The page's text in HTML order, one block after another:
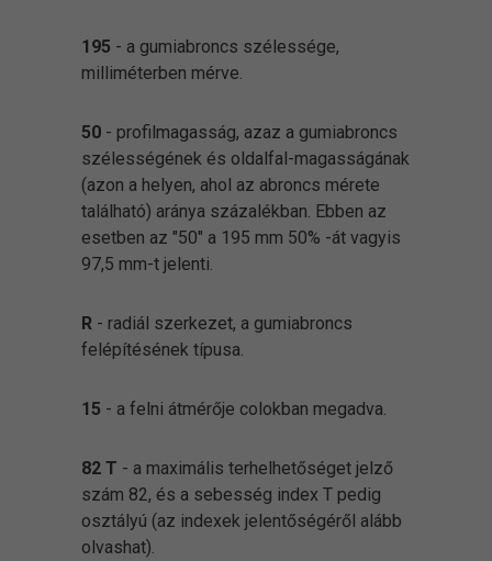
195 - a gumiabroncs szélessége,
milliméterben mérve.
50 - profilmagasság, azaz a gumiabroncs
szélességének és oldalfal-magasságának
(azon a helyen, ahol az abroncs mérete
található) aránya százalékban. Ebben az
esetben az "50" a 195 mm 50% -át vagyis
97,5 mm-t jelenti.
R - radiál szerkezet, a gumiabroncs
felépítésének típusa.
15 - a felni átmérője colokban megadva.
82 T - a maximális terhelhetőséget jelző
szám 82, és a sebesség index T pedig
osztályú (az indexek jelentőségéről alább
olvashat).